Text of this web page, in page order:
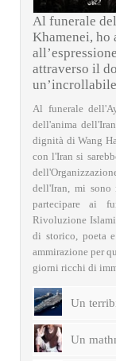
Al funerale
Khamenei, ho
attraverso il
Al funerale
dell'anima
dignità di Wang
con l'Iran si
dell'Iran, mi sono
partecipare ai
Rivoluzione
di storico, poeta
ammirazione per
giorni ricchi di
Un
Un